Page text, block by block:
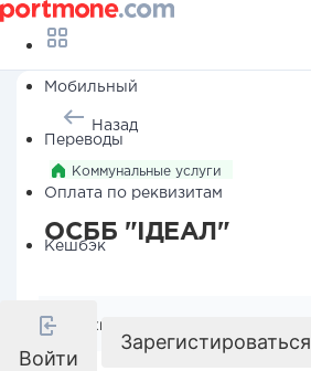
Мобильный
Переводы
Оплата по реквизитам
Кешбэк
Войти
Зарегистироваться
Назад
Коммунальные услуги
ОСББ "ІДЕАЛ"
Реквизиты компании